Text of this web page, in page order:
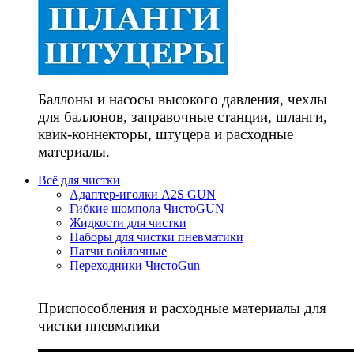
Баллоны и насосы высокого давления, чехлы
для баллонов, заправочные станции, шланги,
квик-коннекторы, штуцера и расходные
материалы.
Всё для чистки
Адаптер-иголки A2S GUN
Гибкие шомпола ЧистоGUN
Жидкости для чистки
Наборы для чистки пневматики
Патчи войлочные
Переходники ЧистоGun
Приспособления и расходные материалы для
чистки пневматики